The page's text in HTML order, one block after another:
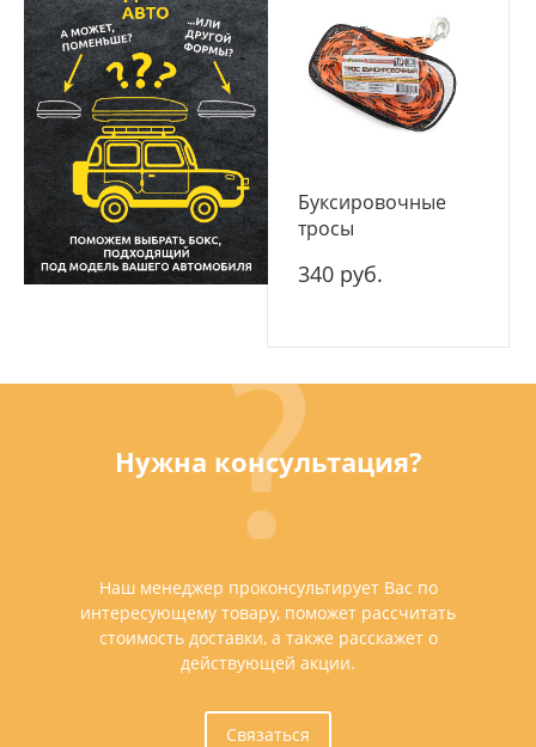
Буксировочные
тросы
340 руб.
Нужна консультация?
Наш менеджер проконсультирует Вас по
интересующему товару, поможет рассчитать
стоимость доставки, а также расскажет о
действующей акции.
Связаться